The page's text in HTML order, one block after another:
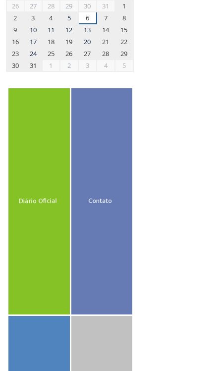
26
27 28 29 30 31
1
2
3 4 5 6 7
8
9
10 11 12 13 14
15
16
17 18 19 20 21
22
23
24 25 26 27 28
29
30
31 1 2 3 4 5